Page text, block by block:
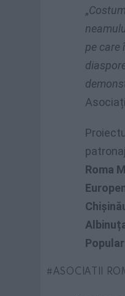
„
pe care
Roma
ASOCIATII